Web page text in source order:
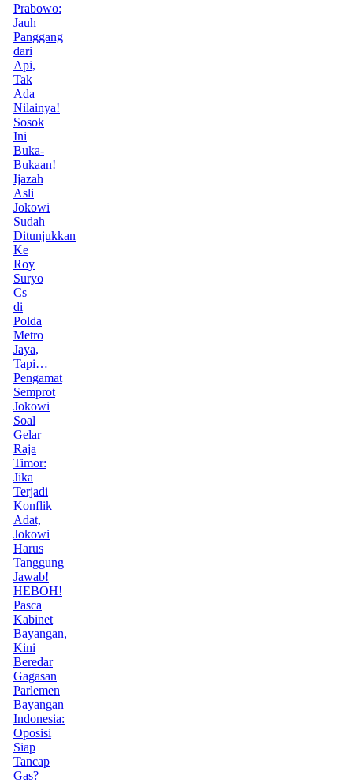
Prabowo:
Jauh
Panggang
dari
Api,
Tak
Ada
Nilainya!
Sosok
Ini
Buka-
Bukaan!
Ijazah
Asli
Jokowi
Sudah
Ditunjukkan
Ke
Roy
Suryo
Cs
di
Polda
Metro
Jaya,
Tapi…
Pengamat
Semprot
Jokowi
Soal
Gelar
Raja
Timor:
Jika
Terjadi
Konflik
Adat,
Jokowi
Harus
Tanggung
Jawab!
HEBOH!
Pasca
Kabinet
Bayangan,
Kini
Beredar
Gagasan
Parlemen
Bayangan
Indonesia:
Oposisi
Siap
Tancap
Gas?